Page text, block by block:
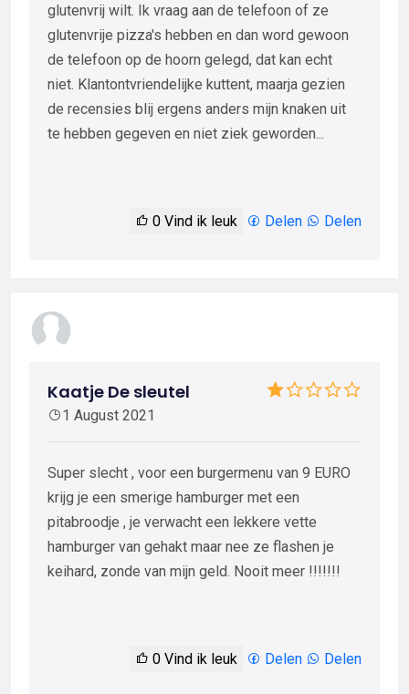
glutenvrij wilt. Ik vraag aan de telefoon of ze
glutenvrije pizza's hebben en dan word gewoon
de telefoon op de hoorn gelegd, dat kan echt
niet. Klantontvriendelijke kuttent, maarja gezien
de recensies blij ergens anders mijn knaken uit
te hebben gegeven en niet ziek geworden...
0 Vind ik leuk Delen Delen
Kaatje De sleutel
1 August 2021
Super slecht , voor een burgermenu van 9 EURO
krijg je een smerige hamburger met een
pitabroodje , je verwacht een lekkere vette
hamburger van gehakt maar nee ze flashen je
keihard, zonde van mijn geld. Nooit meer !!!!!!!
0 Vind ik leuk Delen Delen